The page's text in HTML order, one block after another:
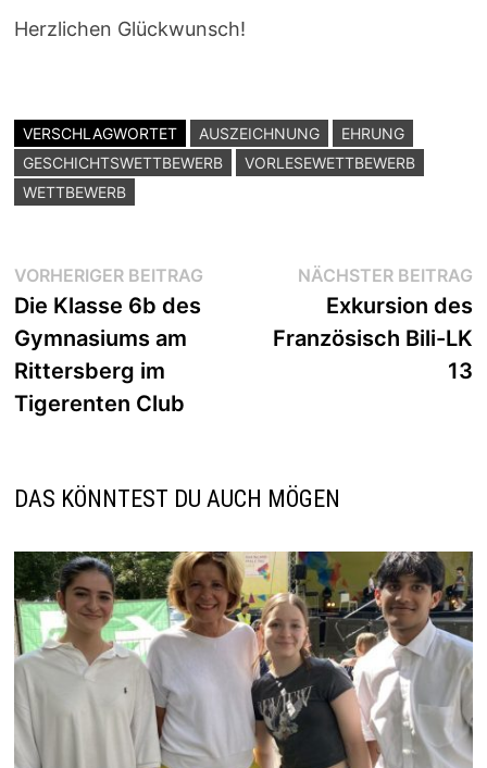
Herzlichen Glückwunsch!
VERSCHLAGWORTET AUSZEICHNUNG
EHRUNG
GESCHICHTSWETTBEWERB
VORLESEWETTBEWERB
WETTBEWERB
Beitragsnavigation
VORHERIGER BEITRAG Vorheriger
Die Klasse 6b des
Gymnasiums am
Rittersberg im
Tigerenten Club
NÄCHSTER BEITRAG
Exkursion des
Französisch Bili-LK
13
DAS KÖNNTEST DU AUCH MÖGEN